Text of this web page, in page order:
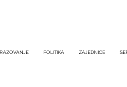
POLITIKA ZAJEDNICE